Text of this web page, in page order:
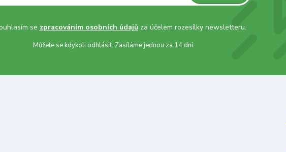
se zpracováním osobních údajůza účelem rozesílky newsletteru.
Můžete se kdykoli odhlásit. Zasíláme jednou za 14 dní.